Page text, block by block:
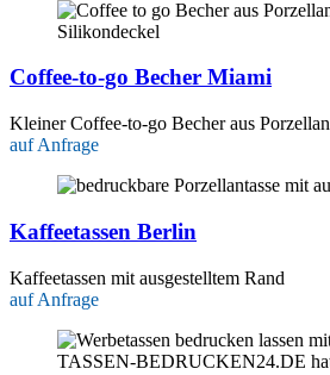
Coffee-to-go Becher Miami
Kleiner Coffee-to-go Becher aus Porzellan
auf Anfrage
Kaffeetassen Berlin
Kaffeetassen mit ausgestelltem Rand
auf Anfrage